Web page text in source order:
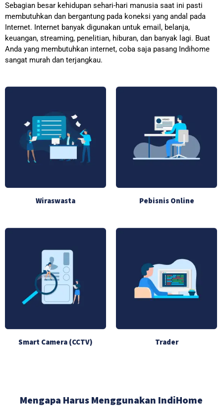
Sebagian besar kehidupan sehari-hari manusia saat ini pasti
membutuhkan dan bergantung pada koneksi yang andal pada
Internet. Internet banyak digunakan untuk email, belanja,
keuangan, streaming, penelitian, hiburan, dan banyak lagi. Buat
Anda yang membutuhkan internet, coba saja pasang Indihome
sangat murah dan terjangkau.
Wiraswasta Pebisnis Online
Smart Camera (CCTV) Trader
Mengapa Harus Menggunakan IndiHome